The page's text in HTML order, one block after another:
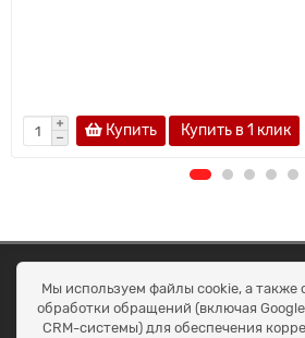
Купить Купить в 1 клик
ОКЕАН ТРЕЙД
Договір публичної оферти
Доставка та оплата
Мы используем файлы cookie, а также
обработки обращений (включая
CRM-системы) для обеспечения